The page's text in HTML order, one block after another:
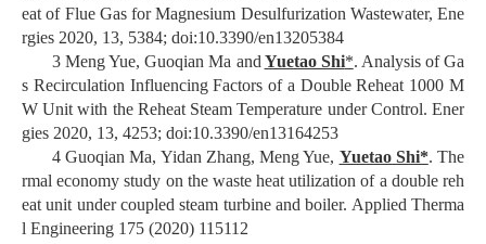
eat of Flue Gas for Magnesium Desulfurization Wastewater, Ene
rgies 2020, 13, 5384; doi:10.3390/en13205384
3 Meng Yue, Guoqian Ma and Yuetao Shi*. Analysis of Ga
s Recirculation Influencing Factors of a Double Reheat 1000 M
W Unit with the Reheat Steam Temperature under Control. Ener
gies 2020, 13, 4253; doi:10.3390/en13164253
4 Guoqian Ma, Yidan Zhang, Meng Yue, Yuetao Shi*. The
rmal economy study on the waste heat utilization of a double reh
eat unit under coupled steam turbine and boiler. Applied Therma
l Engineering 175 (2020) 115112